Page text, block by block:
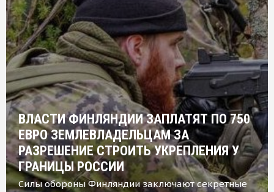
ВЛАСТИ ФИНЛЯНДИИ ЗАПЛАТЯТ ПО 750
ЕВРО ЗЕМЛЕВЛАДЕЛЬЦАМ ЗА
РАЗРЕШЕНИЕ СТРОИТЬ УКРЕПЛЕНИЯ У
ГРАНИЦЫ РОССИИ
Силы обороны Финляндии заключают секретные